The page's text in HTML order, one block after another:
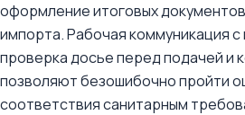
оформление итоговых
импорта. Рабочая коммуникация с
проверка досье перед подачей и
позволяют безошибочно пройти
соответствия санитарным